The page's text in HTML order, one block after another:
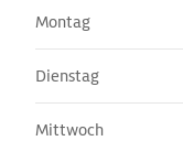
Montag
Dienstag
Mittwoch